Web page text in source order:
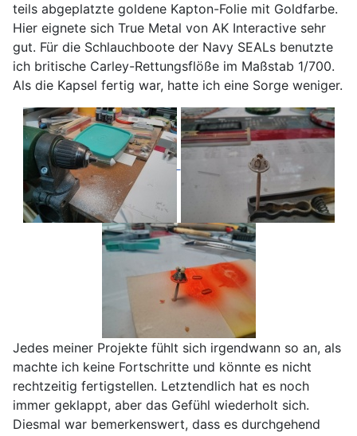
teils abgeplatzte goldene Kapton-Folie mit Goldfarbe.
Hier eignete sich True Metal von AK Interactive sehr
gut. Für die Schlauchboote der Navy SEALs benutzte
ich britische Carley-Rettungsflöße im Maßstab 1/700.
Als die Kapsel fertig war, hatte ich eine Sorge weniger.
Jedes meiner Projekte fühlt sich irgendwann so an, als
machte ich keine Fortschritte und könnte es nicht
rechtzeitig fertigstellen. Letztendlich hat es noch
immer geklappt, aber das Gefühl wiederholt sich.
Diesmal war bemerkenswert, dass es durchgehend